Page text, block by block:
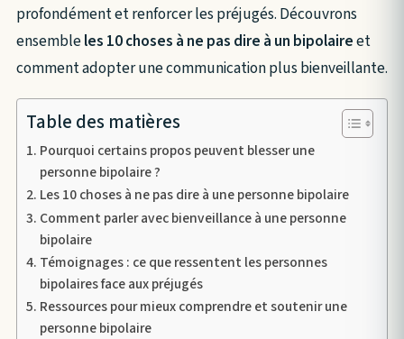
profondément et renforcer les préjugés. Découvrons
ensembleles 10 choses à ne pas dire à un bipolaireet
comment adopter une communication plus bienveillante.
Table des matières
Pourquoi certains propos peuvent blesser une
personne bipolaire ?
Les 10 choses à ne pas dire à une personne bipolaire
Comment parler avec bienveillance à une personne
bipolaire
Témoignages : ce que ressentent les personnes
bipolaires face aux préjugés
Ressources pour mieux comprendre et soutenir une
personne bipolaire